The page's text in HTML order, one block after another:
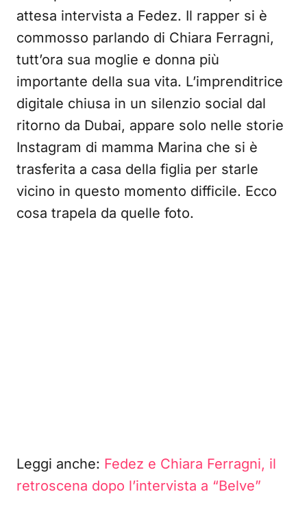
attesa intervista a Fedez. Il rapper si è
commosso parlando di Chiara Ferragni,
tutt’ora sua moglie e donna più
importante della sua vita. L’imprenditrice
digitale chiusa in un silenzio social dal
ritorno da Dubai, appare solo nelle storie
Instagram di mamma Marina che si è
trasferita a casa della figlia per starle
vicino in questo momento difficile. Ecco
cosa trapela da quelle foto.
Leggi anche: Fedez e Chiara Ferragni, il
retroscena dopo l’intervista a “Belve”